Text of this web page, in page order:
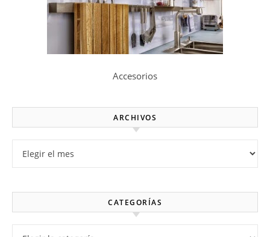
Accesorios
ARCHIVOS
CATEGORÍAS